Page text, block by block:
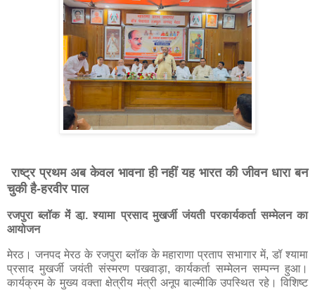
राष्ट्र प्रथम अब केवल भावना ही नहीं यह भारत की जीवन धारा बन
चुकी है-हरवीर पाल
रजपुरा ब्लॉक मेंं डा़. श्यामा प्रसाद मुखर्जी जंयती परकार्यकर्ता सम्मेलन का
आयोजन
मेरठ। जनपद मेरठ के रजपुरा ब्लॉक के महाराणा प्रताप सभागार में, डॉ श्यामा
प्रसाद मुखर्जी जयंती संस्मरण पखवाड़ा, कार्यकर्ता सम्मेलन सम्पन्न हुआ।
कार्यक्रम के मुख्य वक्ता क्षेत्रीय मंत्री अनूप बाल्मीकि उपस्थित रहे। विशिष्ट